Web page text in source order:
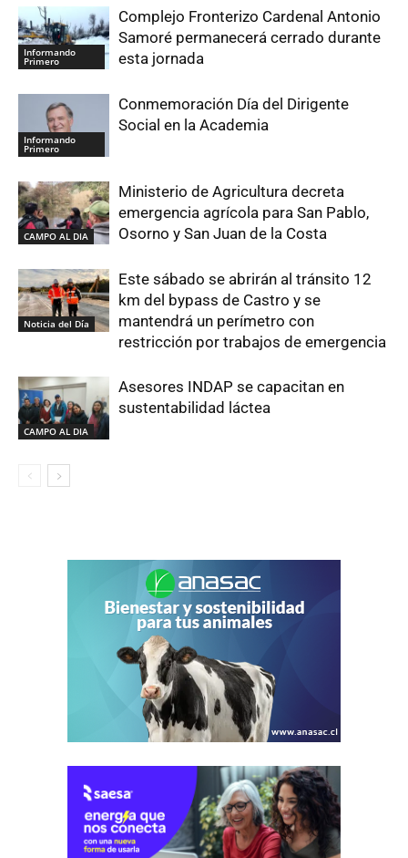
Informando
Primero
Complejo Fronterizo Cardenal Antonio
Samoré permanecerá cerrado durante
esta jornada
Informando
Primero
Conmemoración Día del Dirigente
Social en la Academia
CAMPO AL DIA
Ministerio de Agricultura decreta
emergencia agrícola para San Pablo,
Osorno y San Juan de la Costa
Noticia del Día
Este sábado se abrirán al tránsito 12
km del bypass de Castro y se
mantendrá un perímetro con
restricción por trabajos de emergencia
CAMPO AL DIA
Asesores INDAP se capacitan en
sustentabilidad láctea